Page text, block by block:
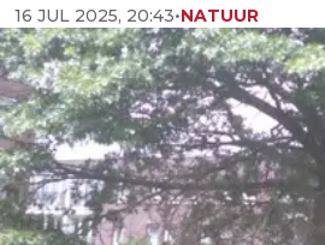
16 JUL 2025, 20:43•NATUUR